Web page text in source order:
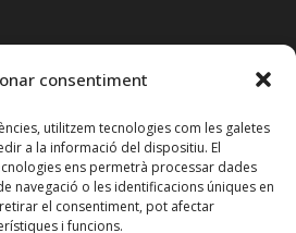
consentiment
utilitzem tecnologies com les galetes
a la informació del dispositiu. El
ens permetrà processar dades
navegació o les identificacions úniques en
el consentiment, pot afectar
i funcions.